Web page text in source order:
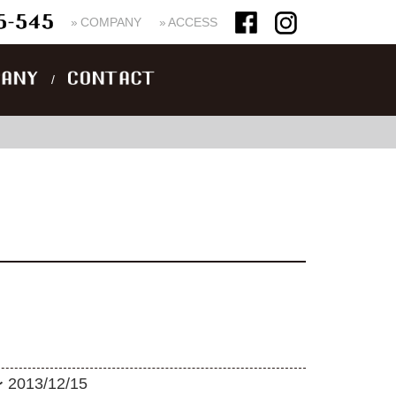
››COMPANY ››ACCESS
2013/12/15